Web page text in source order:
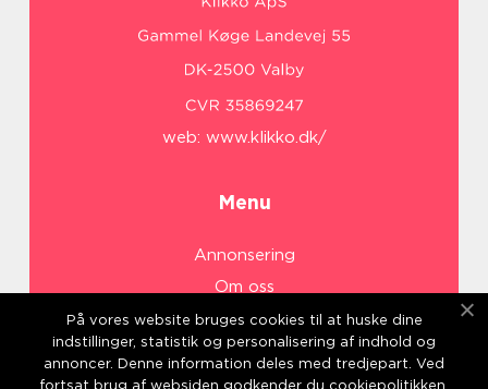
web: www.klikko.dk/
Menu
Annonsering
Om oss
Cookies
Kontakta oss
Sitemap
På vores website bruges cookies til at huske dine
indstillinger, statistik og personalisering af indhold og
annoncer. Denne information deles med tredjepart. Ved
fortsat brug af websiden godkender du cookiepolitikken.